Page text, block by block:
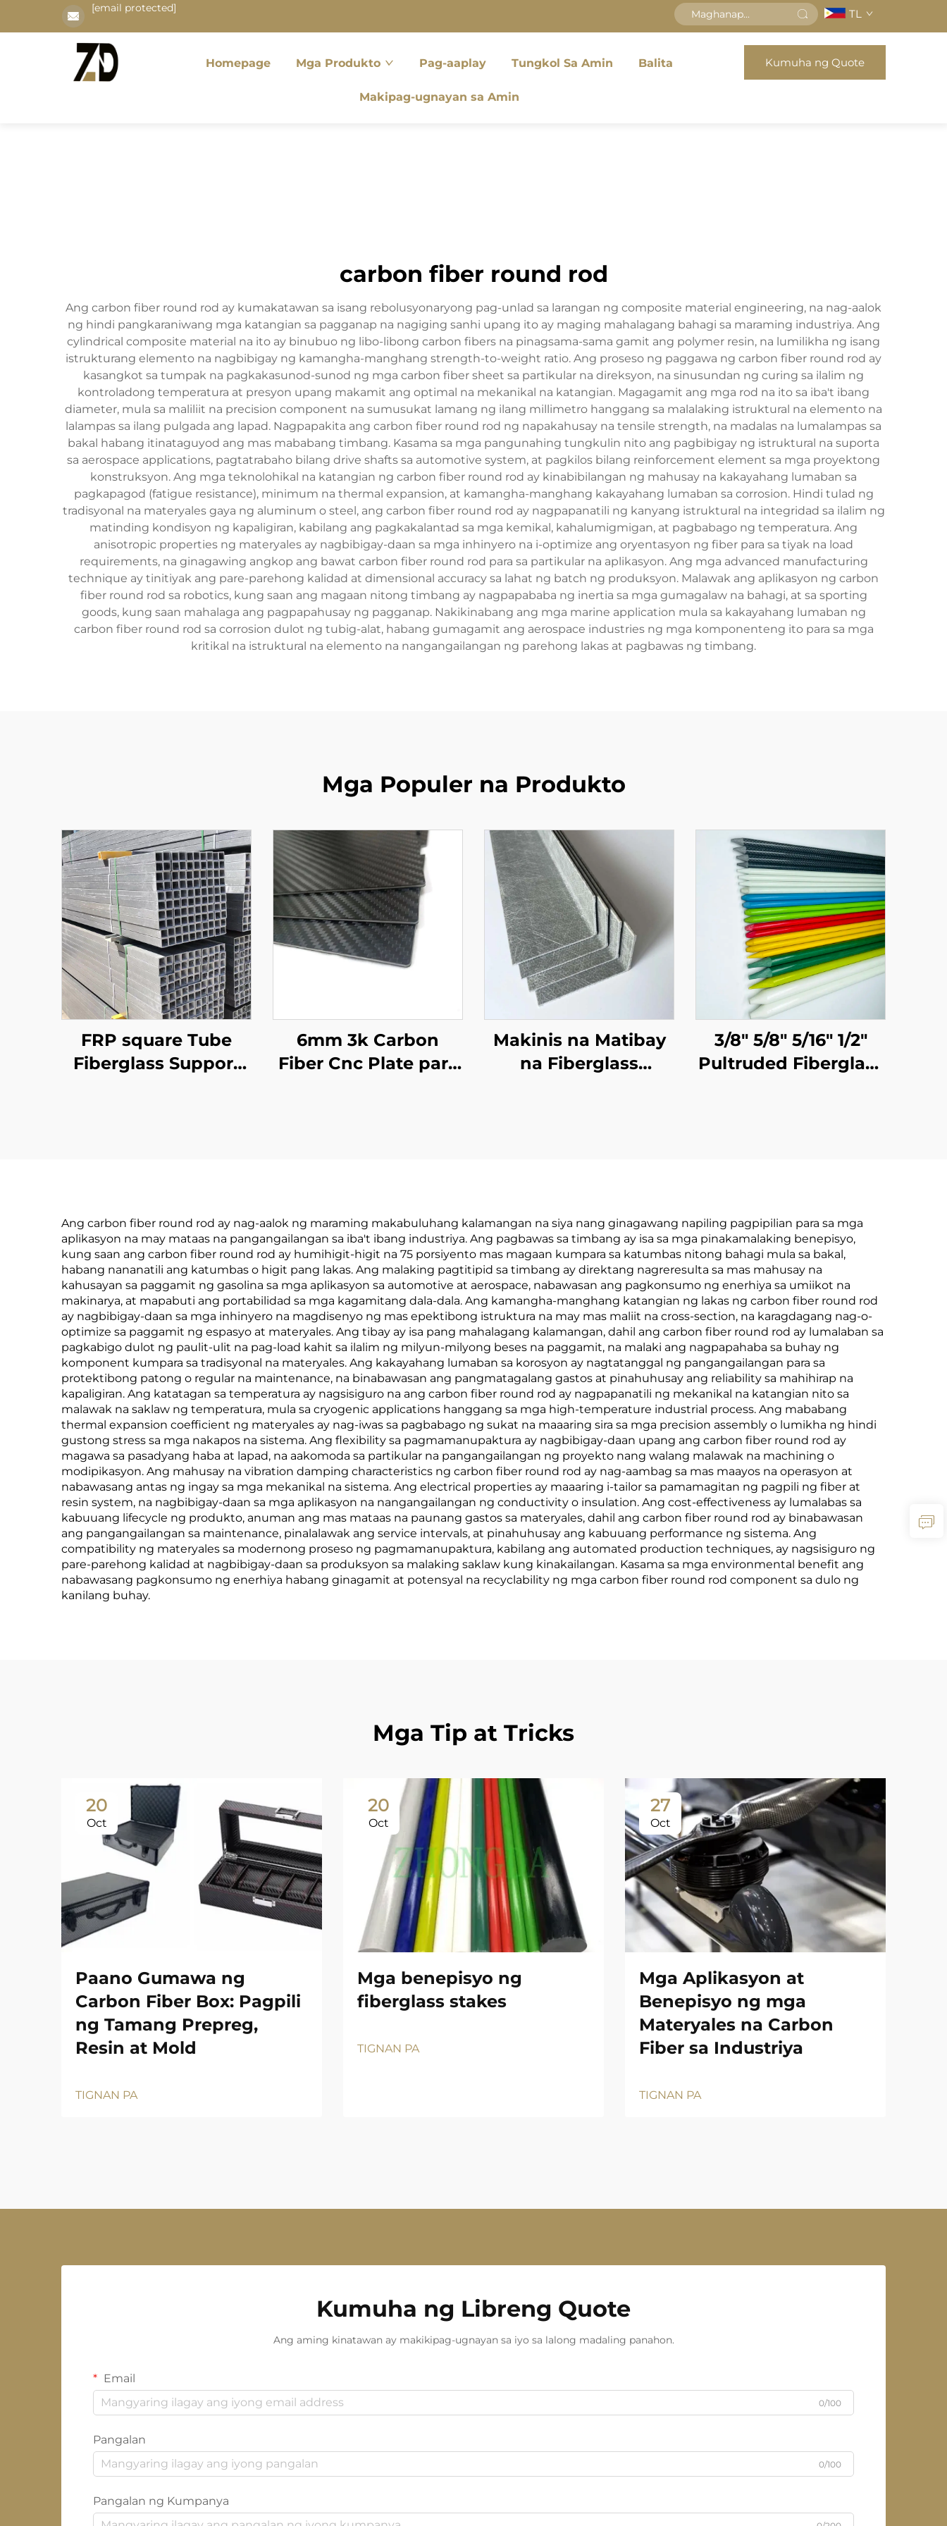
[email protected] TL
Homepage Mga Produkto Pag-aaplay Tungkol Sa Amin Balita
Makipag-ugnayan sa Amin
Kumuha ng Quote
carbon fiber round rod
Ang carbon fiber round rod ay kumakatawan sa isang rebolusyonaryong pag-unlad sa larangan ng composite material engineering, na nag-aalok
ng hindi pangkaraniwang mga katangian sa pagganap na nagiging sanhi upang ito ay maging mahalagang bahagi sa maraming industriya. Ang
cylindrical composite material na ito ay binubuo ng libo-libong carbon fibers na pinagsama-sama gamit ang polymer resin, na lumilikha ng isang
istrukturang elemento na nagbibigay ng kamangha-manghang strength-to-weight ratio. Ang proseso ng paggawa ng carbon fiber round rod ay
kasangkot sa tumpak na pagkakasunod-sunod ng mga carbon fiber sheet sa partikular na direksyon, na sinusundan ng curing sa ilalim ng
kontroladong temperatura at presyon upang makamit ang optimal na mekanikal na katangian. Magagamit ang mga rod na ito sa iba't ibang
diameter, mula sa maliliit na precision component na sumusukat lamang ng ilang millimetro hanggang sa malalaking istruktural na elemento na
lalampas sa ilang pulgada ang lapad. Nagpapakita ang carbon fiber round rod ng napakahusay na tensile strength, na madalas na lumalampas sa
bakal habang itinataguyod ang mas mababang timbang. Kasama sa mga pangunahing tungkulin nito ang pagbibigay ng istruktural na suporta
sa aerospace applications, pagtatrabaho bilang drive shafts sa automotive system, at pagkilos bilang reinforcement element sa mga proyektong
konstruksyon. Ang mga teknolohikal na katangian ng carbon fiber round rod ay kinabibilangan ng mahusay na kakayahang lumaban sa
pagkapagod (fatigue resistance), minimum na thermal expansion, at kamangha-manghang kakayahang lumaban sa corrosion. Hindi tulad ng
tradisyonal na materyales gaya ng aluminum o steel, ang carbon fiber round rod ay nagpapanatili ng kanyang istruktural na integridad sa ilalim ng
matinding kondisyon ng kapaligiran, kabilang ang pagkakalantad sa mga kemikal, kahalumigmigan, at pagbabago ng temperatura. Ang
anisotropic properties ng materyales ay nagbibigay-daan sa mga inhinyero na i-optimize ang oryentasyon ng fiber para sa tiyak na load
requirements, na ginagawing angkop ang bawat carbon fiber round rod para sa partikular na aplikasyon. Ang mga advanced manufacturing
technique ay tinitiyak ang pare-parehong kalidad at dimensional accuracy sa lahat ng batch ng produksyon. Malawak ang aplikasyon ng carbon
fiber round rod sa robotics, kung saan ang magaan nitong timbang ay nagpapababa ng inertia sa mga gumagalaw na bahagi, at sa sporting
goods, kung saan mahalaga ang pagpapahusay ng pagganap. Nakikinabang ang mga marine application mula sa kakayahang lumaban ng
carbon fiber round rod sa corrosion dulot ng tubig-alat, habang gumagamit ang aerospace industries ng mga komponenteng ito para sa mga
kritikal na istruktural na elemento na nangangailangan ng parehong lakas at pagbawas ng timbang.
Mga Populer na Produkto
FRP square Tube
Fiberglass Support
6mm 3k Carbon
Fiber Cnc Plate para
Makinis na Matibay
na Fiberglass
3/8" 5/8" 5/16" 1/2"
Pultruded Fiberglass
Ang carbon fiber round rod ay nag-aalok ng maraming makabuluhang kalamangan na siya nang ginagawang napiling pagpipilian para sa mga
aplikasyon na may mataas na pangangailangan sa iba't ibang industriya. Ang pagbawas sa timbang ay isa sa mga pinakamalaking benepisyo,
kung saan ang carbon fiber round rod ay humihigit-higit na 75 porsiyento mas magaan kumpara sa katumbas nitong bahagi mula sa bakal,
habang nananatili ang katumbas o higit pang lakas. Ang malaking pagtitipid sa timbang ay direktang nagreresulta sa mas mahusay na
kahusayan sa paggamit ng gasolina sa mga aplikasyon sa automotive at aerospace, nabawasan ang pagkonsumo ng enerhiya sa umiikot na
makinarya, at mapabuti ang portabilidad sa mga kagamitang dala-dala. Ang kamangha-manghang katangian ng lakas ng carbon fiber round rod
ay nagbibigay-daan sa mga inhinyero na magdisenyo ng mas epektibong istruktura na may mas maliit na cross-section, na karagdagang nag-o-
optimize sa paggamit ng espasyo at materyales. Ang tibay ay isa pang mahalagang kalamangan, dahil ang carbon fiber round rod ay lumalaban sa
pagkabigo dulot ng paulit-ulit na pag-load kahit sa ilalim ng milyun-milyong beses na paggamit, na malaki ang nagpapahaba sa buhay ng
komponent kumpara sa tradisyonal na materyales. Ang kakayahang lumaban sa korosyon ay nagtatanggal ng pangangailangan para sa
protektibong patong o regular na maintenance, na binabawasan ang pangmatagalang gastos at pinahuhusay ang reliability sa mahihirap na
kapaligiran. Ang katatagan sa temperatura ay nagsisiguro na ang carbon fiber round rod ay nagpapanatili ng mekanikal na katangian nito sa
malawak na saklaw ng temperatura, mula sa cryogenic applications hanggang sa mga high-temperature industrial process. Ang mababang
thermal expansion coefficient ng materyales ay nag-iwas sa pagbabago ng sukat na maaaring sira sa mga precision assembly o lumikha ng hindi
gustong stress sa mga nakapos na sistema. Ang flexibility sa pagmamanupaktura ay nagbibigay-daan upang ang carbon fiber round rod ay
magawa sa pasadyang haba at lapad, na aakomoda sa partikular na pangangailangan ng proyekto nang walang malawak na machining o
modipikasyon. Ang mahusay na vibration damping characteristics ng carbon fiber round rod ay nag-aambag sa mas maayos na operasyon at
nabawasang antas ng ingay sa mga mekanikal na sistema. Ang electrical properties ay maaaring i-tailor sa pamamagitan ng pagpili ng fiber at
resin system, na nagbibigay-daan sa mga aplikasyon na nangangailangan ng conductivity o insulation. Ang cost-effectiveness ay lumalabas sa
kabuuang lifecycle ng produkto, anuman ang mas mataas na paunang gastos sa materyales, dahil ang carbon fiber round rod ay binabawasan
ang pangangailangan sa maintenance, pinalalawak ang service intervals, at pinahuhusay ang kabuuang performance ng sistema. Ang
compatibility ng materyales sa modernong proseso ng pagmamanupaktura, kabilang ang automated production techniques, ay nagsisiguro ng
pare-parehong kalidad at nagbibigay-daan sa produksyon sa malaking saklaw kung kinakailangan. Kasama sa mga environmental benefit ang
nabawasang pagkonsumo ng enerhiya habang ginagamit at potensyal na recyclability ng mga carbon fiber round rod component sa dulo ng
kanilang buhay.
Mga Tip at Tricks
20
Oct
Paano Gumawa ng
Carbon Fiber Box: Pagpili
ng Tamang Prepreg,
Resin at Mold
TIGNAN PA
20
Oct
Mga benepisyo ng
fiberglass stakes
TIGNAN PA
27
Oct
Mga Aplikasyon at
Benepisyo ng mga
Materyales na Carbon
Fiber sa Industriya
TIGNAN PA
Kumuha ng Libreng Quote
Ang aming kinatawan ay makikipag-ugnayan sa iyo sa lalong madaling panahon.
Email
0/100
Pangalan
0/100
Pangalan ng Kumpanya